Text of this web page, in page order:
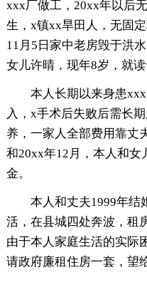
xxx厂做工，20xx年以后
生，x镇xx旱田人，无固
11月5日家中老房毁于洪
女儿许晴，现年8岁，就
本人长期以来身患
入，x手术后失败后需长
养，一家人全部费用靠丈
和20xx年12月，本人和女
金。
本人和丈夫1999年结
活，在县城四处奔波，租
由于本人家庭生活的实际
请政府廉租住房一套，望